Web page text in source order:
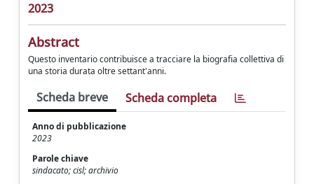
2023
Abstract
Questo inventario contribuisce a tracciare la biografia collettiva di
una storia durata oltre settant'anni.
Scheda breve Scheda completa
Anno di pubblicazione
2023
Parole chiave
sindacato; cisl; archivio